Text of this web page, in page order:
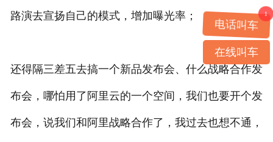
路演去宣扬自己的模式，增加曝光率；
还得隔三差五去搞一个新品发布会、什么战略合作发
布会，哪怕用了阿里云的一个空间，我们也要开个发
布会，说我们和阿里战略合作了，我过去也想不通，
电话叫车
1
在线叫车